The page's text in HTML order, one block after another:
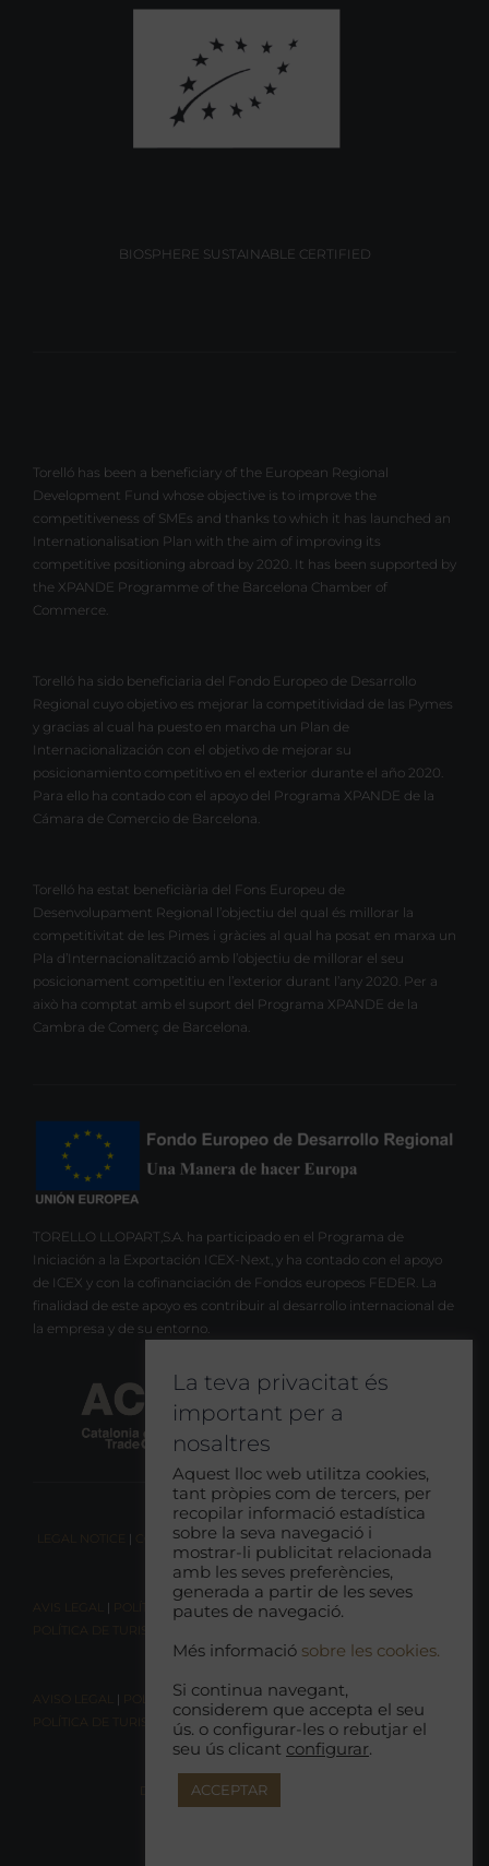
BIOSPHERE SUSTAINABLE CERTIFIED
Torelló has been a beneficiary of the European Regional
Development Fund whose objective is to improve the
competitiveness of SMEs and thanks to which it has launched an
Internationalisation Plan with the aim of improving its
competitive positioning abroad by 2020. It has been supported by
the XPANDE Programme of the Barcelona Chamber of
Commerce.
Torelló ha sido beneficiaria del Fondo Europeo de Desarrollo
Regional cuyo objetivo es mejorar la competitividad de las Pymes
y gracias al cual ha puesto en marcha un Plan de
Internacionalización con el objetivo de mejorar su
posicionamiento competitivo en el exterior durante el año 2020.
Para ello ha contado con el apoyo del Programa XPANDE de la
Cámara de Comercio de Barcelona.
Torelló ha estat beneficiària del Fons Europeu de
Desenvolupament Regional l’objectiu del qual és millorar la
competitivitat de les Pimes i gràcies al qual ha posat en marxa un
Pla d’Internacionalització amb l’objectiu de millorar el seu
posicionament competitiu en l’exterior durant l’any 2020. Per a
això ha comptat amb el suport del Programa XPANDE de la
Cambra de Comerç de Barcelona.
TORELLO LLOPART,S.A. ha participado en el Programa de
Iniciación a la Exportación ICEX-Next, y ha contado con el apoyo
de ICEX y con la cofinanciación de Fondos europeos FEDER. La
finalidad de este apoyo es contribuir al desarrollo internacional de
la empresa y de su entorno.
LEGAL NOTICE | COOKIE CONSENT|RESPONSIBLE TOURISM POLICY
AVIS LEGAL | POLÍTICA DE COOKIES| POLÍTICA DE PRIVACITAT
POLÍTICA DE TURISME RESPONSABLE
AVISO LEGAL | POLÍTICA DE COOKIES | POLÍTICA DE PRIVACIDAD
POLÍTICA DE TURISMO RESPONSABLE
DECLARACIÓN DE ACCESIBILIDAD
La teva privacitat és
important per a
nosaltres
Aquest lloc web utilitza cookies,
tant pròpies com de tercers, per
recopilar informació estadística
sobre la seva navegació i
mostrar-li publicitat relacionada
amb les seves preferències,
generada a partir de les seves
pautes de navegació.
Més informació sobre les cookies.
Si continua navegant,
considerem que accepta el seu
ús. o configurar-les o rebutjar el
seu ús clicant configurar.
ACCEPTAR